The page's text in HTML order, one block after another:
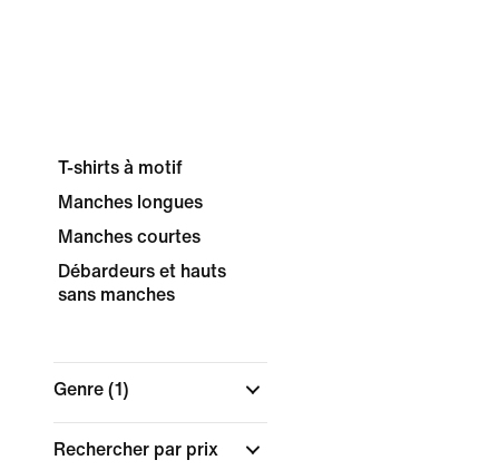
T-shirts à motif
Manches longues
Manches courtes
Débardeurs et hauts
sans manches
Genre (1)
Rechercher par prix